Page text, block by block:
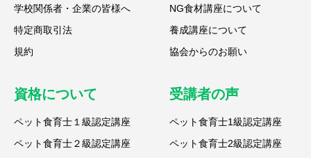
学校関係者・企業の皆様へ
特定商取引法
規約
NG食材講座について
養成講座について
協会からのお願い
資格について
ペット食育士１級認定講座
ペット食育士２級認定講座
受講者の声
ペット食育士1級認定講座
ペット食育士2級認定講座